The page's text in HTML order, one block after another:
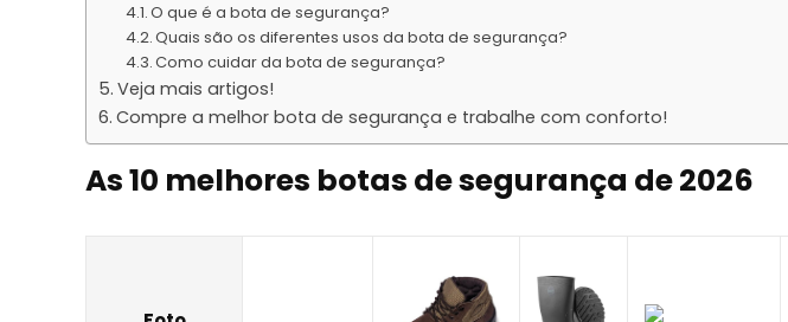
O que é a bota de segurança?
Quais são os diferentes usos da bota de segurança?
Como cuidar da bota de segurança?
Veja mais artigos!
Compre a melhor bota de segurança e trabalhe com conforto!
As 10 melhores botas de segurança de 2026